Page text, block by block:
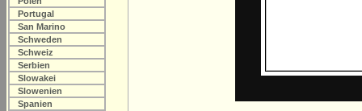
Portugal
San Marino
Schweden
Schweiz
Serbien
Slowakei
Slowenien
Spanien